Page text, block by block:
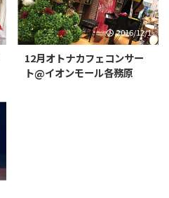
2016/12/1
12月オトナカフェコンサー
ト@イオンモール各務原